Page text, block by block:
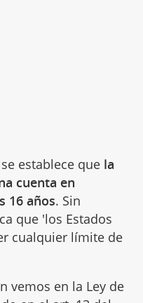
establece quela
cuenta en
16 años. Sin
que 'los Estados
cualquier límite de
vemos en la Ley de